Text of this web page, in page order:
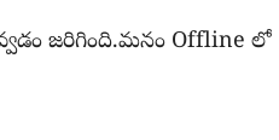
జరిగింది.మనం Offline లో